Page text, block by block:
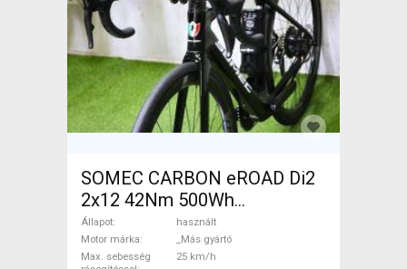
SOMEC CARBON eROAD Di2
2x12 42Nm 500Wh
Elektromos Országúti / Gravel
_Más gyártó használt ELADÓ
Állapot
használt
Motor márka
_Más gyártó
Max. sebesség
25 km/h